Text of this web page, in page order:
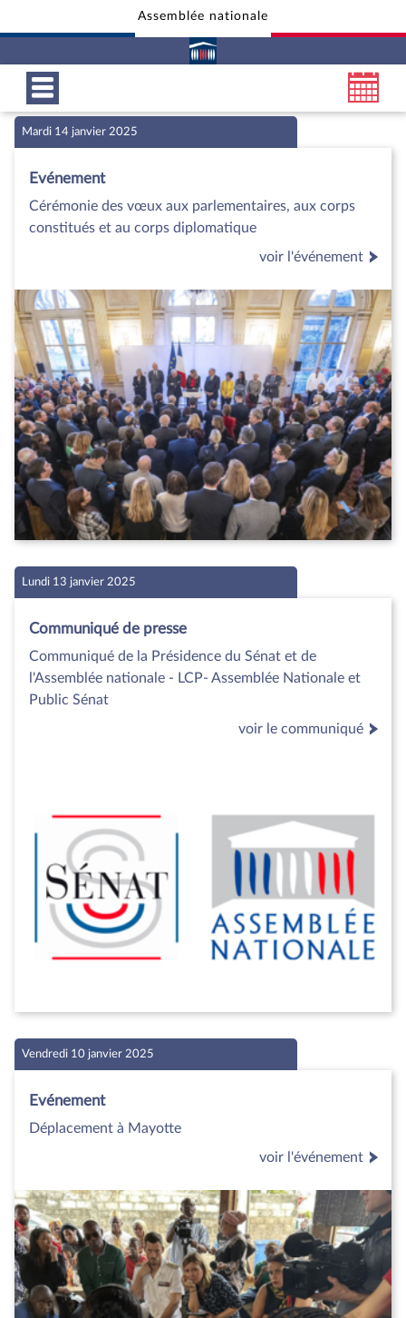
Aller en bas de la pageAssemblée nationale
Mardi 14 janvier 2025
Evénement
Cérémonie des vœux aux parlementaires, aux corps
constitués et au corps diplomatique
voir l'événement
Lundi 13 janvier 2025
Communiqué de presse
Communiqué de la Présidence du Sénat et de
l'Assemblée nationale - LCP- Assemblée Nationale et
Public Sénat
voir le communiqué
Vendredi 10 janvier 2025
Evénement
Déplacement à Mayotte
voir l'événement